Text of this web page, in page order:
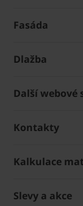
Fasáda
Dlažba
Další webové
Kontakty
Kalkulace
Slevy a akce